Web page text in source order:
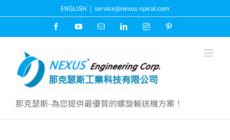
to
ENGLISH | service@nexus-spiral.com
FacebookYouTubeEmail: LinkedInInstagram
那克瑟斯-為您提供最優質的螺旋輸送機方案！